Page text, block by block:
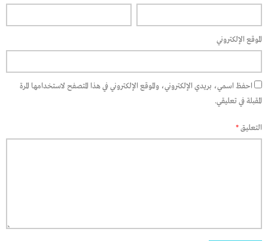
الموقع الإلكتروني
احفظ اسمي، بريدي الإلكتروني، والموقع الإلكتروني في هذا المتصفح لاستخدامها المرة
المقبلة في تعليقي.
التعليق*